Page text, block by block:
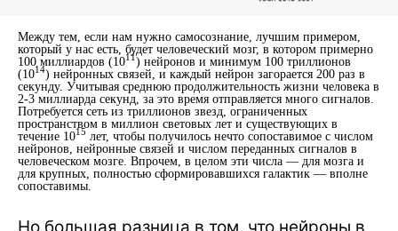
Между тем, если нам нужно самосознание, лучшим примером,
который у нас есть, будет человеческий мозг, в котором примерно
100 миллиардов (1011) нейронов и минимум 100 триллионов
(1014) нейронных связей, и каждый нейрон загорается 200 раз в
секунду. Учитывая среднюю продолжительность жизни человека в
2-3 миллиарда секунд, за это время отправляется много сигналов.
Потребуется сеть из триллионов звезд, ограниченных
пространством в миллион световых лет и существующих в
течение 1015 лет, чтобы получилось нечто сопоставимое с числом
нейронов, нейронные связей и числом переданных сигналов в
человеческом мозге. Впрочем, в целом эти числа — для мозга и
для крупных, полностью сформировавшихся галактик — вполне
сопоставимы.
Но большая разница в том, что нейроны в